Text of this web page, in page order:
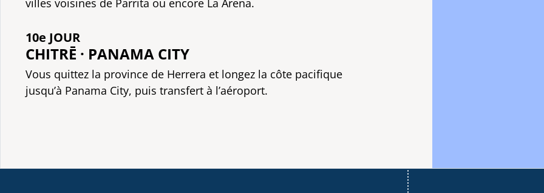
villes voisines de Parrita ou encore La Arena.
10e JOUR
CHITRĒ · PANAMA CITY
Vous quittez la province de Herrera et longez la côte pacifique
jusqu’à Panama City, puis transfert à l’aéroport.